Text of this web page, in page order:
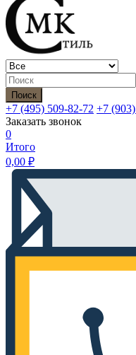
Поиск
+7 (495) 509-82-72 +7 (903)
Заказать звонок
0
Итого
0,00 ₽